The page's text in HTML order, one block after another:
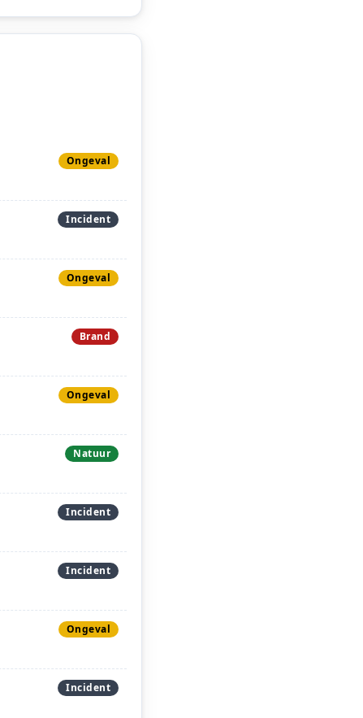
Ongeval
Incident
Ongeval
Brand
Ongeval
Natuur
Incident
Incident
Ongeval
Incident